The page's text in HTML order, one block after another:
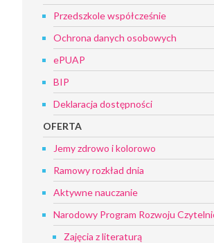
Przedszkole współcześnie
Ochrona danych osobowych
ePUAP
BIP
Deklaracja dostępności
OFERTA
Jemy zdrowo i kolorowo
Ramowy rozkład dnia
Aktywne nauczanie
Narodowy Program Rozwoju
Zajęcia z literaturą